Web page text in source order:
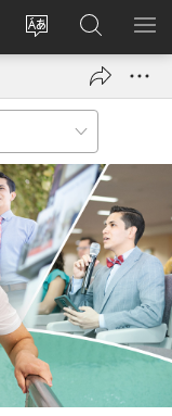
Башка
тандоо
Кирүү
(жаңы
JW.ORG
сайтынан
издөө